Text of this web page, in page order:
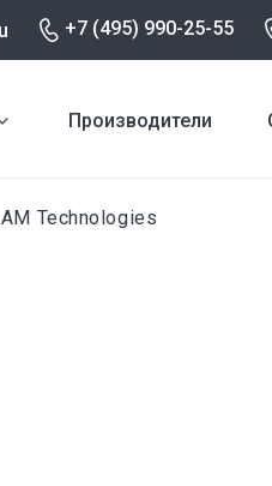
+7 (495) 990-25-55
Производители
Technologies